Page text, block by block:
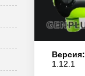
Версия:
1.12.1